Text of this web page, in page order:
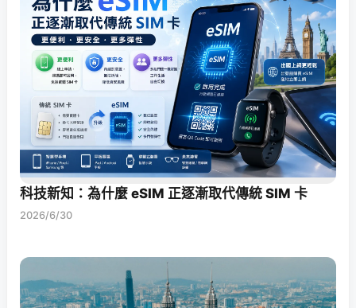
科技新知：為什麼 eSIM 正逐漸取代傳統 SIM 卡
2026/6/30